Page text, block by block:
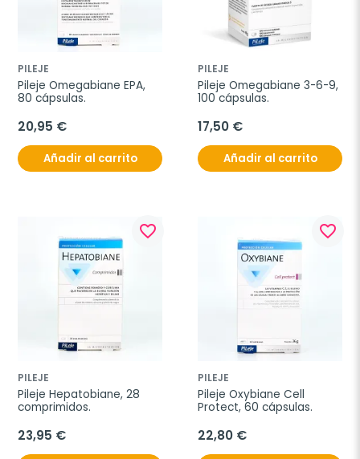
PILEJE
Pileje Omegabiane EPA,
80 cápsulas.
20,95 €
Añadir al carrito
PILEJE
Pileje Omegabiane 3-6-9,
100 cápsulas.
17,50 €
Añadir al carrito
favorite_border
PILEJE
Pileje Hepatobiane, 28
comprimidos.
23,95 €
favorite_border
PILEJE
Pileje Oxybiane Cell
Protect, 60 cápsulas.
22,80 €